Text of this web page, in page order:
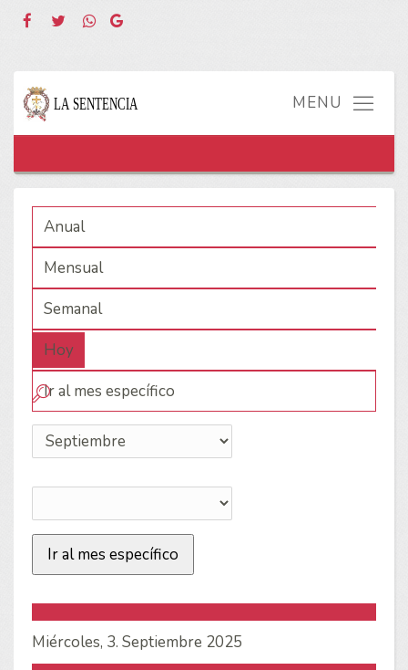
Anual
Mensual
Semanal
Hoy
Ir al mes específico
Ir al mes específico
Miércoles, 3. Septiembre 2025